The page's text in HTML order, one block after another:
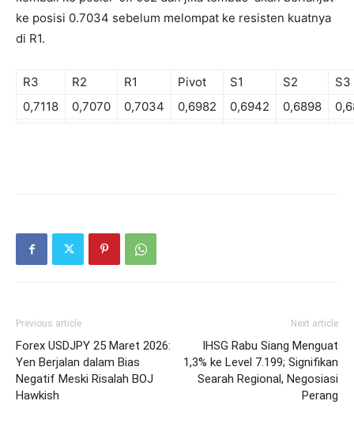
ke posisi 0.7034 sebelum melompat ke resisten kuatnya
di R1.
R3 R2 R1 Pivot S1 S2
S3
0,7118
0,7070 0,7034 0,6982 0,6942 0,6898
Previous article
Forex USDJPY 25 Maret 2026:
Yen Berjalan dalam Bias
Negatif Meski Risalah BOJ
Hawkish
Next article
IHSG Rabu Siang Menguat
1,3% ke Level 7.199; Signifikan
Searah Regional, Negosiasi
Perang